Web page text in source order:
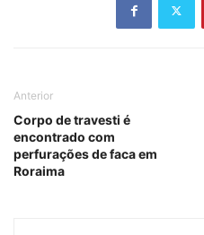
Anterior
Corpo de travesti é
encontrado com
perfurações de faca em
Roraima